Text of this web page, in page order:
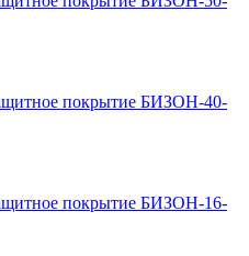
покрытие БИЗОН-40-
покрытие БИЗОН-16-